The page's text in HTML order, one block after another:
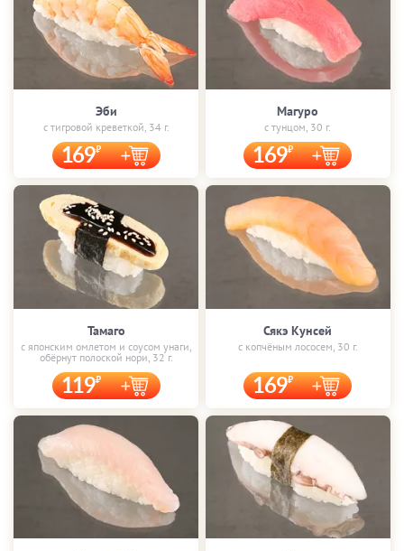
Эби
с тигровой креветкой, 34 г.
169
Магуро
с тунцом, 30 г.
169
Тамаго
с японским омлетом и соусом унаги,
обёрнут полоской нори, 32 г.
119
Сякэ Кунсей
с копчёным лососем, 30 г.
169